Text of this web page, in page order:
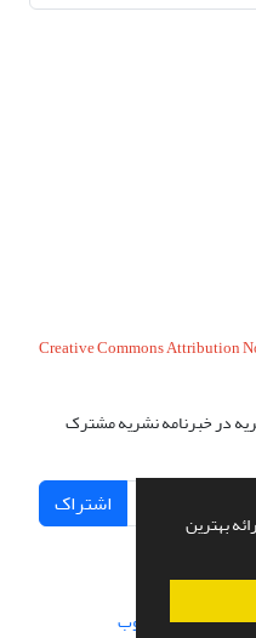
بهترین
Creative Commons Attribution
در خبرنامه نشریه مشترک
اشتراک
سازی از سیناوب